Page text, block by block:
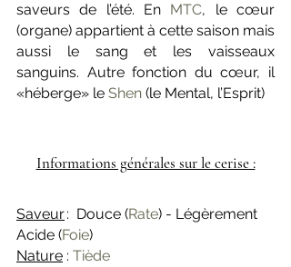
saveurs de l’été. En MTC, le cœur
(organe) appartient à cette saison mais
aussi le sang et les vaisseaux
sanguins. Autre fonction du cœur, il
«héberge» le Shen (le Mental, l’Esprit)
Informations générales sur le cerise :
Saveur :  Douce (Rate) - Légèrement
Acide (Foie)
Nature : Tiède